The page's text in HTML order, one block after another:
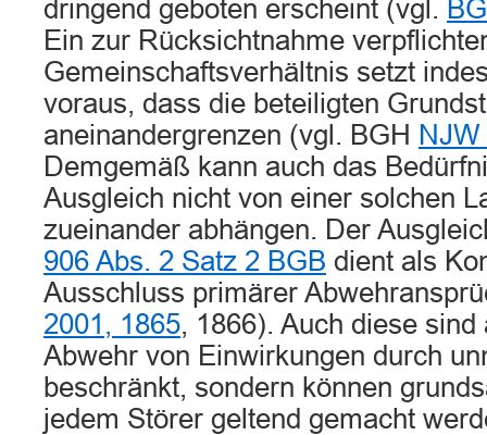
dringend geboten erscheint (vgl.
Ein zur Rücksichtnahme
Gemeinschaftsverhältnis setzt
voraus, dass die beteiligten
aneinandergrenzen (vgl. BGH
Demgemäß kann auch das
Ausgleich nicht von einer solchen
zueinander abhängen. Der
906 Abs. 2 Satz 2 BGB dient als
Ausschluss primärer
2001, 1865, 1866). Auch diese
Abwehr von Einwirkungen durch
beschränkt, sondern können
jedem Störer geltend gemacht